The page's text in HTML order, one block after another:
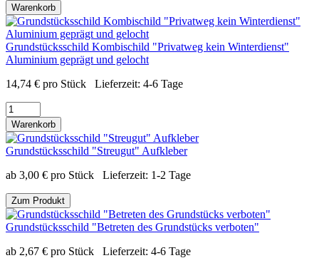
Warenkorb
Grundstücksschild Kombischild "Privatweg kein Winterdienst"
Aluminium geprägt und gelocht
14,74 € pro Stück Lieferzeit: 4-6 Tage
Warenkorb
Grundstücksschild "Streugut" Aufkleber
ab 3,00 € pro Stück Lieferzeit: 1-2 Tage
Zum Produkt
Grundstücksschild "Betreten des Grundstücks verboten"
ab 2,67 € pro Stück Lieferzeit: 4-6 Tage